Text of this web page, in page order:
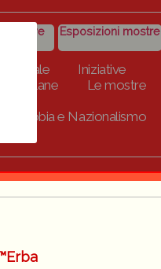
iniziative Esposizioni mostre
digitale
Iniziative
Collane
Le mostre
e Nazionalismo